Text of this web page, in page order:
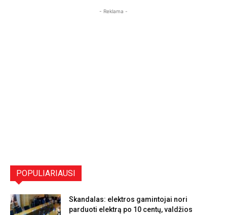
- Reklama -
POPULIARIAUSI
Skandalas: elektros gamintojai nori
parduoti elektrą po 10 centų, valdžios